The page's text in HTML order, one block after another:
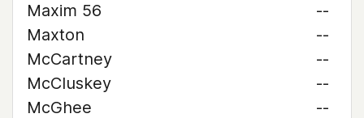
Maxim 56
--
Maxton
--
McCartney
--
McCluskey
--
McGhee
--